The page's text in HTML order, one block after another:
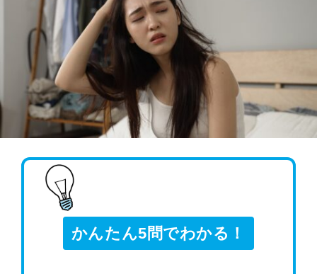
かんたん5問でわかる！